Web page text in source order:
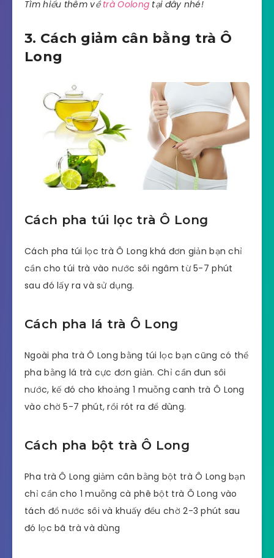
Tìm hiểu thêm vềtrà Oolong tại đây nhé!
3. Cách giảm cân bằng trà Ô
Long
Cách pha túi lọc trà Ô Long
Cách pha túi lọc trà Ô Long khá đơn giản bạn chỉ
cần cho túi trà vào nước sôi ngâm từ 5-7 phút
sau đó lấy ra và sử dụng.
Cách pha lá trà Ô Long
Ngoài pha trà Ô Long bằng túi lọc bạn cũng có thể
pha bằng lá trà cực đơn giản. Chỉ cần đun sôi
nước, kế đó cho khoảng 1 muỗng canh trà Ô Long
vào chờ 5-7 phút, rồi rót ra để dùng.
Cách pha bột trà Ô Long
Pha trà Ô Long giảm cân bằng bột trà Ô Long bạn
chỉ cần cho 1 muỗng cà phê bột trà Ô Long vào
tách đổ nước sôi và khuấy đều chờ 2-3 phút sau
đó lọc bã trà và dùng